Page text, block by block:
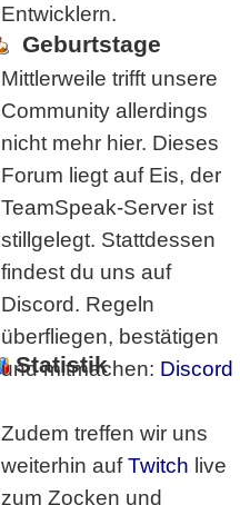
Geburtstage
Statistik
Entwicklern.
Mittlerweile trifft unsere
Community allerdings
nicht mehr hier. Dieses
Forum liegt auf Eis, der
TeamSpeak-Server ist
stillgelegt. Stattdessen
findest du uns auf
Discord. Regeln
überfliegen, bestätigen
und mitmachen: Discord
Zudem treffen wir uns
weiterhin aufTwitch live
zum Zocken und